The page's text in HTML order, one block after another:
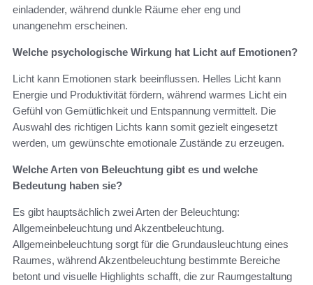
einladender, während dunkle Räume eher eng und
unangenehm erscheinen.
Welche psychologische Wirkung hat Licht auf Emotionen?
Licht kann Emotionen stark beeinflussen. Helles Licht kann
Energie und Produktivität fördern, während warmes Licht ein
Gefühl von Gemütlichkeit und Entspannung vermittelt. Die
Auswahl des richtigen Lichts kann somit gezielt eingesetzt
werden, um gewünschte emotionale Zustände zu erzeugen.
Welche Arten von Beleuchtung gibt es und welche
Bedeutung haben sie?
Es gibt hauptsächlich zwei Arten der Beleuchtung:
Allgemeinbeleuchtung und Akzentbeleuchtung.
Allgemeinbeleuchtung sorgt für die Grundausleuchtung eines
Raumes, während Akzentbeleuchtung bestimmte Bereiche
betont und visuelle Highlights schafft, die zur Raumgestaltung